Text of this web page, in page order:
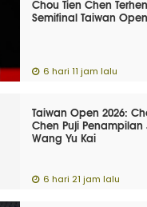
Chou Tien Chen
Semifinal Taiwan
6 hari 11 jam lalu
Taiwan Open 2026:
Chen Puji Penampilan
Wang Yu Kai
6 hari 21 jam lalu